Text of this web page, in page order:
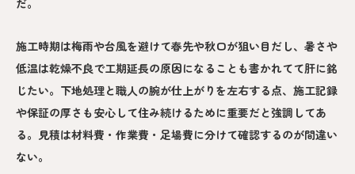
施工時期は梅雨や台風を避けて春先や秋口が狙い目だし、暑さや
低温は乾燥不良で工期延長の原因になることも書かれてて肝に銘
じたい。下地処理と職人の腕が仕上がりを左右する点、施工記録
や保証の厚さも安心して住み続けるために重要だと強調してあ
る。見積は材料費・作業費・足場費に分けて確認するのが間違い
ない。